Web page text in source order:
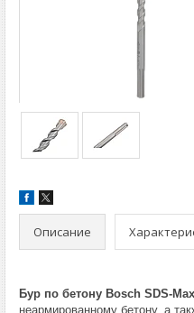
Описание
Бур по бетону Bosch SDS-
неармированному бетону, а